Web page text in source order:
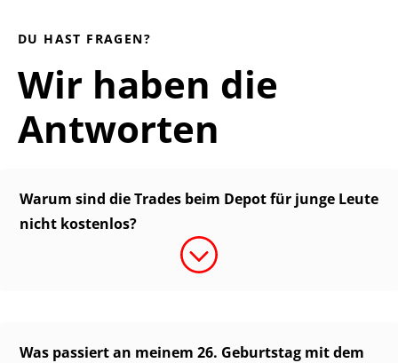
DU HAST FRAGEN?
Wir haben die
Antworten
Warum sind die Trades beim Depot für junge Leute
nicht kostenlos?
Was passiert an meinem 26. Geburtstag mit dem